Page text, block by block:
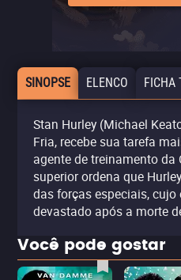
SINOPSE ELENCO FICHA
Stan Hurley (Michael
Fria, recebe sua tarefa
agente de treinamento da
superior ordena que
das forças especiais,
devastado após a morte
Você pode gostar